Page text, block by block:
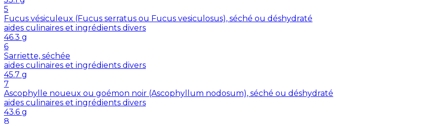
5
Fucus vésiculeux (Fucus serratus ou Fucus vesiculosus), séché ou déshydraté
aides culinaires et ingrédients divers
46.3 g
6
Sarriette, séchée
aides culinaires et ingrédients divers
45.7 g
7
Ascophylle noueux ou goémon noir (Ascophyllum nodosum), séché ou déshydraté
aides culinaires et ingrédients divers
43.6 g
8